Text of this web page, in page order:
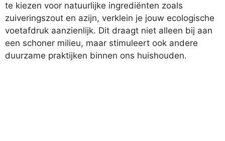
te kiezen voor natuurlijke ingrediënten zoals
zuiveringszout en azijn, verklein je jouw ecologische
voetafdruk aanzienlijk. Dit draagt niet alleen bij aan
een schoner milieu, maar stimuleert ook andere
duurzame praktijken binnen ons huishouden.